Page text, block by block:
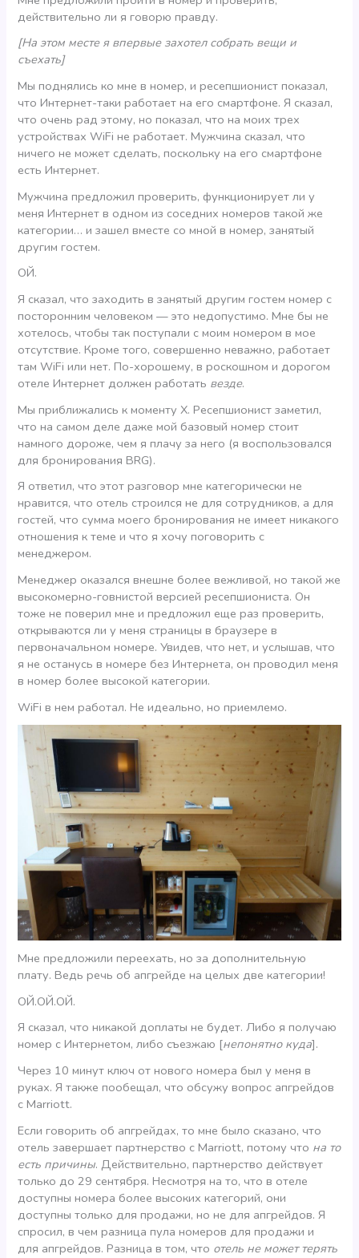
действительно ли я говорю правду.
[На этом месте я впервые захотел собрать вещи и
съехать]
Мы поднялись ко мне в номер, и ресепшионист показал,
что Интернет-таки работает на его смартфоне. Я сказал,
что очень рад этому, но показал, что на моих трех
устройствах WiFi не работает. Мужчина сказал, что
ничего не может сделать, поскольку на его смартфоне
есть Интернет.
Мужчина предложил проверить, функционирует ли у
меня Интернет в одном из соседних номеров такой же
категории… и зашел вместе со мной в номер, занятый
другим гостем.
ОЙ.
Я сказал, что заходить в занятый другим гостем номер с
посторонним человеком — это недопустимо. Мне бы не
хотелось, чтобы так поступали с моим номером в мое
отсутствие. Кроме того, совершенно неважно, работает
там WiFi или нет. По-хорошему, в роскошном и дорогом
отеле Интернет должен работать везде.
Мы приближались к моменту Х. Ресепшионист заметил,
что на самом деле даже мой базовый номер стоит
намного дороже, чем я плачу за него (я воспользовался
для бронирования BRG).
Я ответил, что этот разговор мне категорически не
нравится, что отель строился не для сотрудников, а для
гостей, что сумма моего бронирования не имеет никакого
отношения к теме и что я хочу поговорить с
менеджером.
Менеджер оказался внешне более вежливой, но такой же
высокомерно-говнистой версией ресепшиониста. Он
тоже не поверил мне и предложил еще раз проверить,
открываются ли у меня страницы в браузере в
первоначальном номере. Увидев, что нет, и услышав, что
я не останусь в номере без Интернета, он проводил меня
в номер более высокой категории.
WiFi в нем работал. Не идеально, но приемлемо.
Мне предложили переехать, но за дополнительную
плату. Ведь речь об апгрейде на целых две категории!
ОЙ.ОЙ.ОЙ.
Я сказал, что никакой доплаты не будет. Либо я получаю
номер с Интернетом, либо съезжаю [непонятно куда].
Через 10 минут ключ от нового номера был у меня в
руках. Я также пообещал, что обсужу вопрос апгрейдов
с Marriott.
Если говорить об апгрейдах, то мне было сказано, что
отель завершает партнерство с Marriott, потому что на то
есть причины. Действительно, партнерство действует
только до 29 сентября. Несмотря на то, что в отеле
доступны номера более высоких категорий, они
доступны только для продажи, но не для апгрейдов. Я
спросил, в чем разница пула номеров для продажи и
для апгрейдов. Разница в том, что отель не может терять